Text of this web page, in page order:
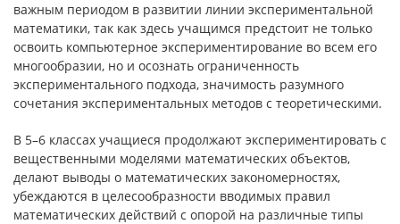
важным периодом в развитии линии экспериментальной
математики, так как здесь учащимся предстоит не только
освоить компьютерное экспериментирование во всем его
многообразии, но и осознать ограниченность
экспериментального подхода, значимость разумного
сочетания экспериментальных методов с теоретическими.
В 5–6 классах учащиеся продолжают экспериментировать с
вещественными моделями математических объектов,
делают выводы о математических закономерностях,
убеждаются в целесообразности вводимых правил
математических действий с опорой на различные типы